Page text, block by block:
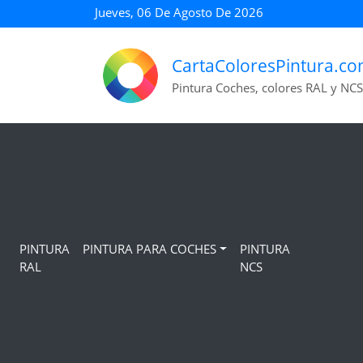
Jueves, 06 De Agosto De 2026
Pintura Coches, colores RAL y NCS
PINTURA
RAL
PINTURA PARA COCHES
PINTURA
NCS